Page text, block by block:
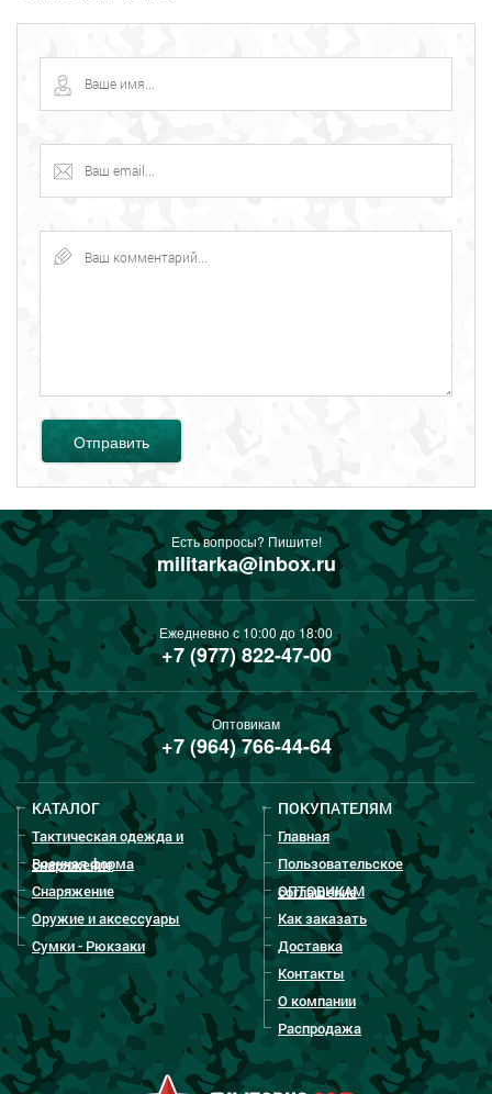
Отправить
Есть вопросы? Пишите!
militarka@inbox.ru
Ежедневно с 10:00 до 18:00
+7 (977) 822-47-00
Оптовикам
+7 (964) 766-44-64
КАТАЛОГ
Тактическая одежда и
снаряжение
Военная форма
Снаряжение
Оружие и аксессуары
Сумки - Рюкзаки
ПОКУПАТЕЛЯМ
Главная
Пользовательское
соглашение
ОПТОВИКАМ
Как заказать
Доставка
Контакты
О компании
Распродажа